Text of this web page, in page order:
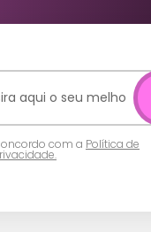
com a Política de